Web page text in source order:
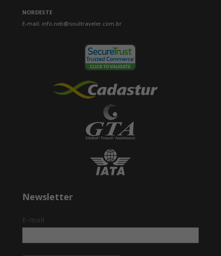
NORDESTE
E-mail: info.neb@soultraveler.com.br
Newsletter